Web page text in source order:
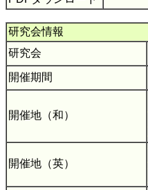
研究会情報
研究会
開催期間
開催地（和）
開催地（英）